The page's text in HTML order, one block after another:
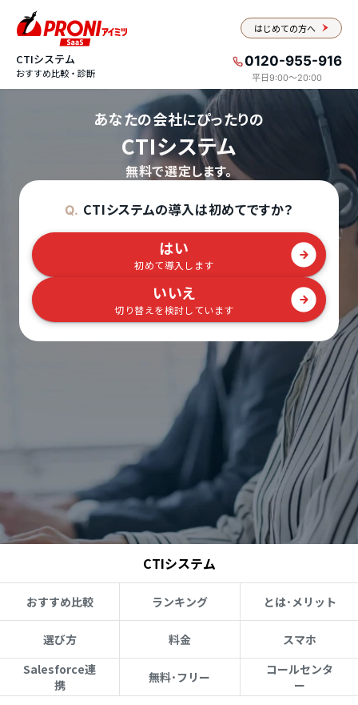
はじめての方へ
CTIシステム
おすすめ比較・診断
0120-955-916
平日9:00〜20:00
あなたの会社にぴったりの
CTIシステム
無料で選定します。
Q. CTIシステムの導入は初めてですか？
はい
初めて導入します
いいえ
切り替えを検討しています
CTIシステム
おすすめ比較 ランキング とは･メリット
選び方 料金
スマホ
Salesforce連
携
無料･フリー
コールセンタ
ー